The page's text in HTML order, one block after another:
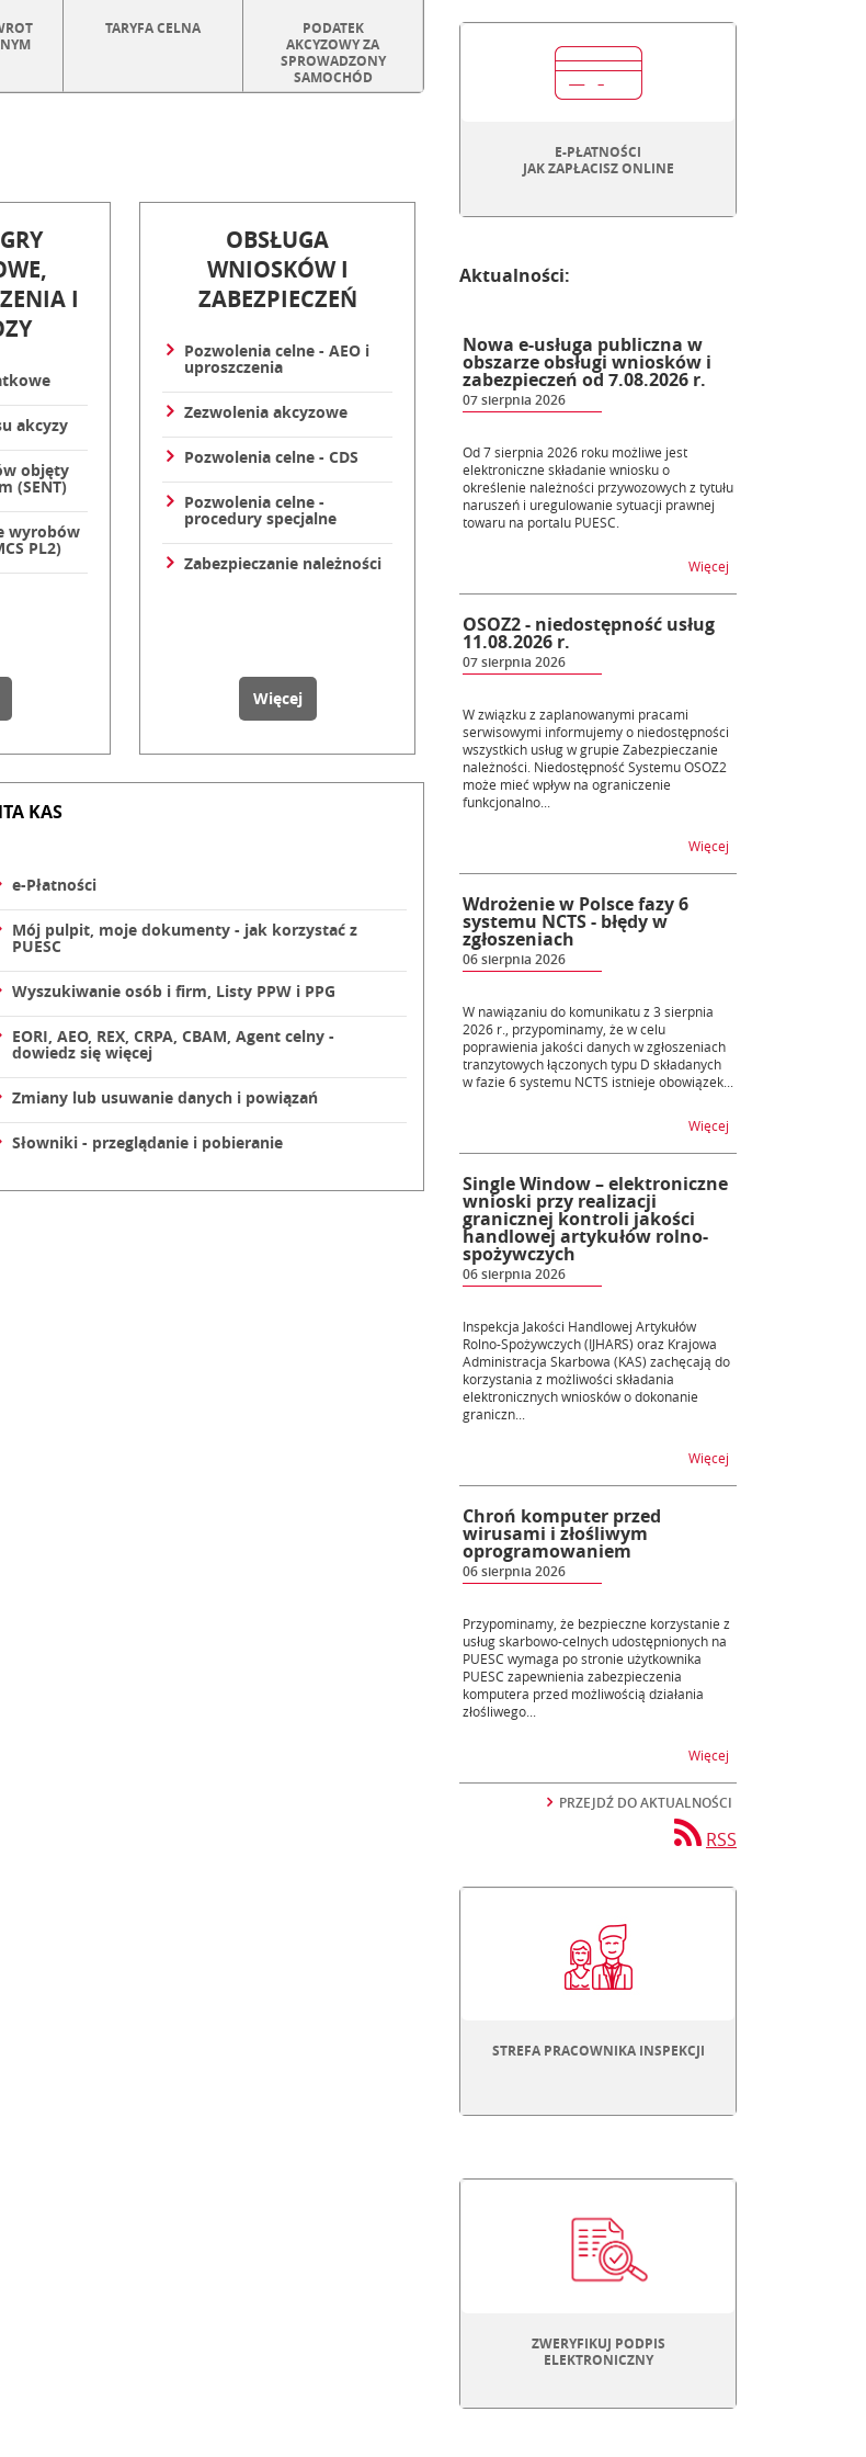
TARYFA CELNA
PODATEK
AKCYZOWY ZA
SPROWADZONY
SAMOCHÓD
I
akcyzy
objęty
(SENT)
wyrobów
PL2)
temat Akcyza, gry hazardowe, przemieszczenia i przewozy
OBSŁUGA
WNIOSKÓW I
ZABEZPIECZEŃ
Pozwolenia celne - AEO i
uproszczenia
Zezwolenia akcyzowe
Pozwolenia celne - CDS
Pozwolenia celne -
procedury specjalne
Zabezpieczanie należności
Więcejna temat Obsługa wniosków i zabezpieczeń
KAS
e-Płatności
Mój pulpit, moje dokumenty - jak korzystać z
PUESC
Wyszukiwanie osób i firm, Listy PPW i PPG
EORI, AEO, REX, CRPA, CBAM, Agent celny -
dowiedz się więcej
Zmiany lub usuwanie danych i powiązań
Słowniki - przeglądanie i pobieranie
E-PŁATNOŚCI
JAK ZAPŁACISZ ONLINE
Aktualności:
Nowa e-usługa publiczna w
obszarze obsługi wniosków i
zabezpieczeń od 7.08.2026 r.
07 sierpnia 2026
Od 7 sierpnia 2026 roku możliwe jest
elektroniczne składanie wniosku o
określenie należności przywozowych z tytułu
naruszeń i uregulowanie sytuacji prawnej
towaru na portalu PUESC.
Więcej
OSOZ2 - niedostępność usług
11.08.2026 r.
07 sierpnia 2026
W związku z zaplanowanymi pracami
serwisowymi informujemy o niedostępności
wszystkich usług w grupie Zabezpieczanie
należności. Niedostępność Systemu OSOZ2
może mieć wpływ na ograniczenie
funkcjonalno...
Więcej
Wdrożenie w Polsce fazy 6
systemu NCTS - błędy w
zgłoszeniach
06 sierpnia 2026
W nawiązaniu do komunikatu z 3 sierpnia
2026 r., przypominamy, że w celu
poprawienia jakości danych w zgłoszeniach
tranzytowych łączonych typu D składanych
w fazie 6 systemu NCTS istnieje obowiązek...
Więcej
Single Window – elektroniczne
wnioski przy realizacji
granicznej kontroli jakości
handlowej artykułów rolno-
spożywczych
06 sierpnia 2026
Inspekcja Jakości Handlowej Artykułów
Rolno-Spożywczych (IJHARS) oraz Krajowa
Administracja Skarbowa (KAS) zachęcają do
korzystania z możliwości składania
elektronicznych wniosków o dokonanie
graniczn...
Więcej
Chroń komputer przed
wirusami i złośliwym
oprogramowaniem
06 sierpnia 2026
Przypominamy, że bezpieczne korzystanie z
usług skarbowo-celnych udostępnionych na
PUESC wymaga po stronie użytkownika
PUESC zapewnienia zabezpieczenia
komputera przed możliwością działania
złośliwego...
Więcej
PRZEJDŹ DO AKTUALNOŚCI
RSS
STREFA PRACOWNIKA INSPEKCJI
ZWERYFIKUJ PODPIS
ELEKTRONICZNYSTRONA OTWIERA SIĘ W